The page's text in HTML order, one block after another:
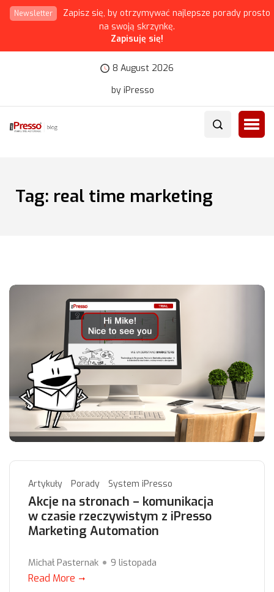
Newsletter
Zapisz się, by otrzymywać najlepsze porady prosto
na swoją skrzynkę.
Zapisuję się!
8 August 2026
by iPresso
Tag: real time marketing
Artykuły Porady System iPresso
Akcje na stronach – komunikacja
w czasie rzeczywistym z iPresso
Marketing Automation
Michał Pasternak 9 listopada
Read More